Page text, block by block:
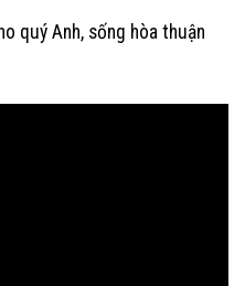
quý Anh, sống hòa thuận